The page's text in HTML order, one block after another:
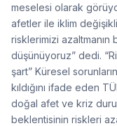
meselesi olarak
afetler ile iklim
risklerimizi
düşünüyoruz” dedi.
şart” Küresel
kıldığını ifade eden
doğal afet ve kriz
beklentisinin riskleri